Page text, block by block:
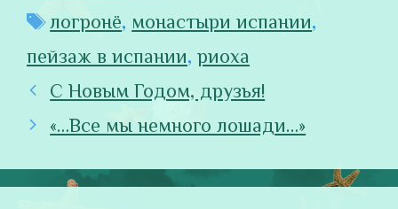
Метки
логронё, монастыри испании,
пейзаж в испании, риоха
С Новым Годом, друзья!
«…Все мы немного лошади…»